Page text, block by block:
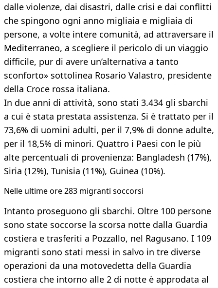
dalle violenze, dai disastri, dalle crisi e dai conflitti
che spingono ogni anno migliaia e migliaia di
persone, a volte intere comunità, ad attraversare il
Mediterraneo, a scegliere il pericolo di un viaggio
difficile, pur di avere un’alternativa a tanto
sconforto» sottolinea Rosario Valastro, presidente
della Croce rossa italiana.
In due anni di attività, sono stati 3.434 gli sbarchi
a cui è stata prestata assistenza. Si è trattato per il
73,6% di uomini adulti, per il 7,9% di donne adulte,
per il 18,5% di minori. Quattro i Paesi con le più
alte percentuali di provenienza: Bangladesh (17%),
Siria (12%), Tunisia (11%), Guinea (10%).
Nelle ultime ore 283 migranti soccorsi
Intanto proseguono gli sbarchi. Oltre 100 persone
sono state soccorse la scorsa notte dalla Guardia
costiera e trasferiti a Pozzallo, nel Ragusano. I 109
migranti sono stati messi in salvo in tre diverse
operazioni da una motovedetta della Guardia
costiera che intorno alle 2 di notte è approdata al